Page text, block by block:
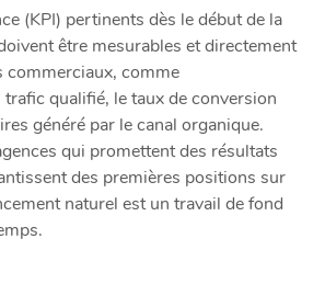
(KPI) pertinents dès le début de la
être mesurables et directement
commerciaux, comme
trafic qualifié, le taux de conversion
généré par le canal organique.
qui promettent des résultats
des premières positions sur
naturel est un travail de fond